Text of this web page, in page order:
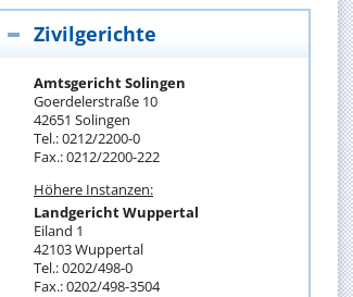
Zivilgerichte
Amtsgericht Solingen
Goerdelerstraße 10
42651 Solingen
Tel.: 0212/2200-0
Fax.: 0212/2200-222
Höhere Instanzen:
Landgericht Wuppertal
Eiland 1
42103 Wuppertal
Tel.: 0202/498-0
Fax.: 0202/498-3504